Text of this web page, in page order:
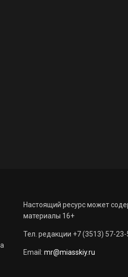
Настоящий ресурс может
материалы 16+
Тел. редакции +7 (3513) 57-23-
Email: mr@miasskiy.ru